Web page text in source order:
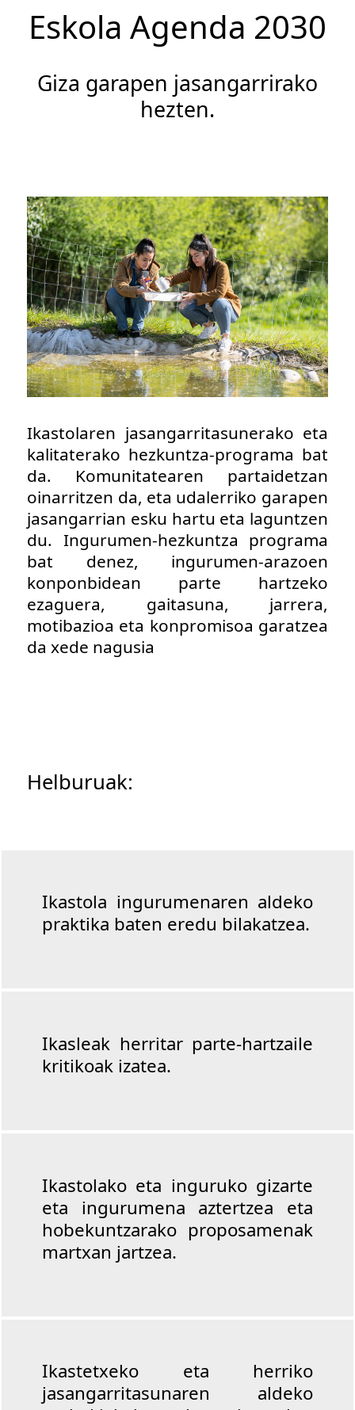
Eskola Agenda 2030
Giza garapen jasangarrirako
hezten.
Irudia
Ikastolaren jasangarritasunerako eta
kalitaterako hezkuntza-programa bat
da. Komunitatearen partaidetzan
oinarritzen da, eta udalerriko garapen
jasangarrian esku hartu eta laguntzen
du. Ingurumen-hezkuntza programa
bat denez, ingurumen-arazoen
konponbidean parte hartzeko
ezaguera, gaitasuna, jarrera,
motibazioa eta konpromisoa garatzea
da xede nagusia
Helburuak:
Ikastola ingurumenaren aldeko
praktika baten eredu bilakatzea.
Ikasleak herritar parte-hartzaile
kritikoak izatea.
Ikastolako eta inguruko gizarte
eta ingurumena aztertzea eta
hobekuntzarako proposamenak
martxan jartzea.
Ikastetxeko eta herriko
jasangarritasunaren aldeko